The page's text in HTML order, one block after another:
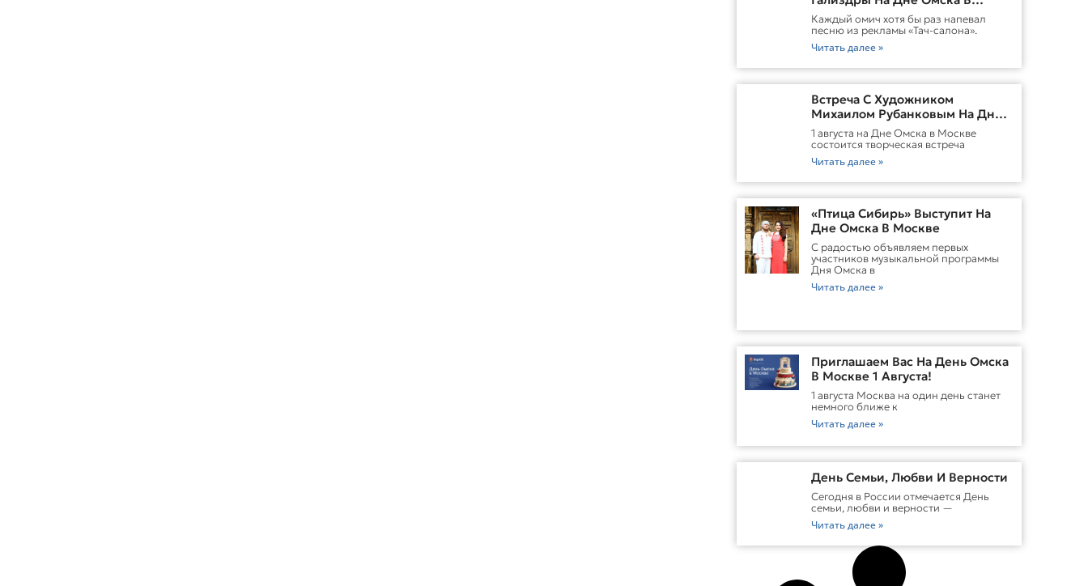
Москве
Каждый омич хотя бы раз напевал
песню из рекламы «Тач-салона».
Читать далее »
Встреча С Художником
Михаилом Рубанковым На Дне
Омска В Москве
1 августа на Дне Омска в Москве
состоится творческая встреча
Читать далее »
«Птица Сибирь» Выступит На
Дне Омска В Москве
С радостью объявляем первых
участников музыкальной программы
Дня Омска в
Читать далее »
Приглашаем Вас На День Омска
В Москве 1 Августа!
1 августа Москва на один день станет
немного ближе к
Читать далее »
День Семьи, Любви И Верности
Сегодня в России отмечается День
семьи, любви и верности —
Читать далее »